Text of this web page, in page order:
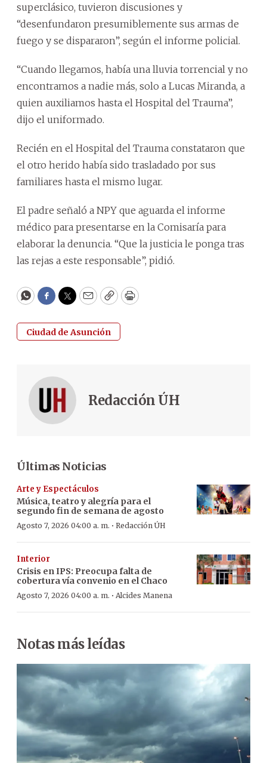
superclásico, tuvieron discusiones y
“desenfundaron presumiblemente sus armas de
fuego y se dispararon”, según el informe policial.
“Cuando llegamos, había una lluvia torrencial y no
encontramos a nadie más, solo a Lucas Miranda, a
quien auxiliamos hasta el Hospital del Trauma”,
dijo el uniformado.
Recién en el Hospital del Trauma constataron que
el otro herido había sido trasladado por sus
familiares hasta el mismo lugar.
El padre señaló a NPY que aguarda el informe
médico para presentarse en la Comisaría para
elaborar la denuncia. “Que la justicia le ponga tras
las rejas a este responsable”, pidió.
WhatsApp
Facebook
Twitter
EmailCopyPrint
Ciudad de Asunción
Redacción ÚH
Últimas Noticias
Arte y Espectáculos
Música, teatro y alegría para el
segundo fin de semana de agosto
Agosto 7, 2026 04:00 a. m. · Redacción ÚH
Interior
Crisis en IPS: Preocupa falta de
cobertura vía convenio en el Chaco
Agosto 7, 2026 04:00 a. m. · Alcides Manena
Notas más leídas